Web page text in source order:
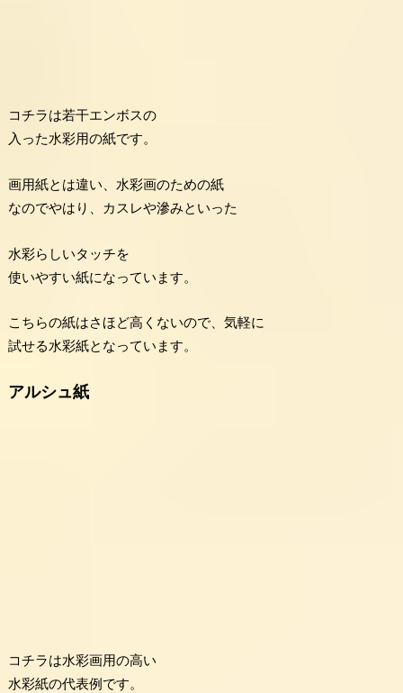
コチラは若干エンボスの
入った水彩用の紙です。
画用紙とは違い、水彩画のための紙
なのでやはり、カスレや滲みといった
水彩らしいタッチを
使いやすい紙になっています。
こちらの紙はさほど高くないので、気軽に
試せる水彩紙となっています。
アルシュ紙
コチラは水彩画用の高い
水彩紙の代表例です。